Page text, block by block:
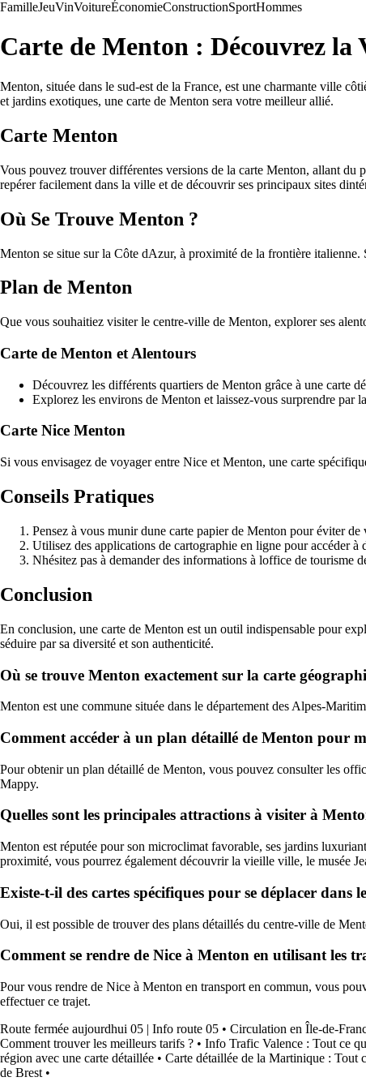
FamilleJeuVinVoitureÉconomieConstructionSportHommes
Carte de Menton : Découvrez la
Menton, située dans le sud-est de la France, est une charmante ville
et jardins exotiques, une carte de Menton sera votre meilleur allié.
Carte Menton
Vous pouvez trouver différentes versions de la carte Menton, allant
repérer facilement dans la ville et de découvrir ses principaux sites
Où Se Trouve Menton ?
Menton se situe sur la Côte dAzur, à proximité de la frontière italienne.
Plan de Menton
Que vous souhaitiez visiter le centre-ville de Menton, explorer ses
Carte de Menton et Alentours
Découvrez les différents quartiers de Menton grâce à une carte
Explorez les environs de Menton et laissez-vous surprendre par
Carte Nice Menton
Si vous envisagez de voyager entre Nice et Menton, une carte
Conseils Pratiques
Pensez à vous munir dune carte papier de Menton pour éviter de
Utilisez des applications de cartographie en ligne pour accéder
Nhésitez pas à demander des informations à loffice de tourisme
Conclusion
En conclusion, une carte de Menton est un outil indispensable pour
séduire par sa diversité et son authenticité.
Où se trouve Menton exactement sur la carte
Menton est une commune située dans le département des Alpes-
Comment accéder à un plan détaillé de Menton pour
Pour obtenir un plan détaillé de Menton, vous pouvez consulter les
Mappy.
Quelles sont les principales attractions à visiter à
Menton est réputée pour son microclimat favorable, ses jardins
proximité, vous pourrez également découvrir la vieille ville, le musée
Existe-t-il des cartes spécifiques pour se déplacer dans
Oui, il est possible de trouver des plans détaillés du centre-ville de
Comment se rendre de Nice à Menton en utilisant les
Pour vous rendre de Nice à Menton en transport en commun, vous
effectuer ce trajet.
Route fermée aujourdhui 05 | Info route 05 • Circulation en Île-de-
Comment trouver les meilleurs tarifs ? • Info Trafic Valence : Tout ce
région avec une carte détaillée • Carte détaillée de la Martinique : Tout
de Brest •